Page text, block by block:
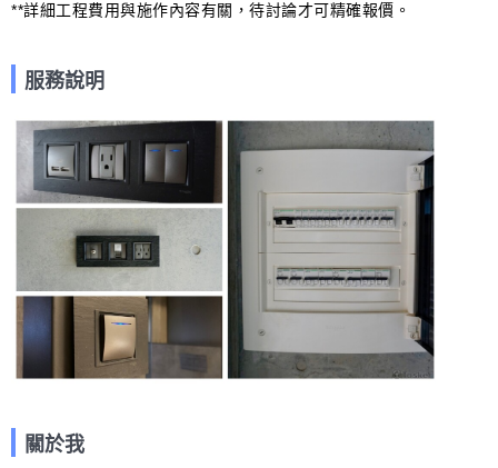
**詳細工程費用與施作內容有關，待討論才可精確報價。
服務說明
關於我